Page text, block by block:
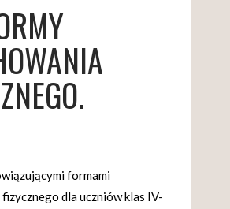
formami
dla uczniów klas IV-